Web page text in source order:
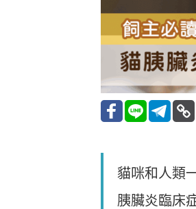
貓咪和人類
胰臟炎臨床